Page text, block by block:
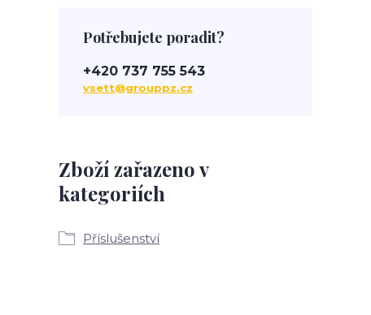
Zboží zařazeno v
kategoriích
Příslušenství
Potřebujete poradit?
+420 737 755 543
vsett@grouppz.cz